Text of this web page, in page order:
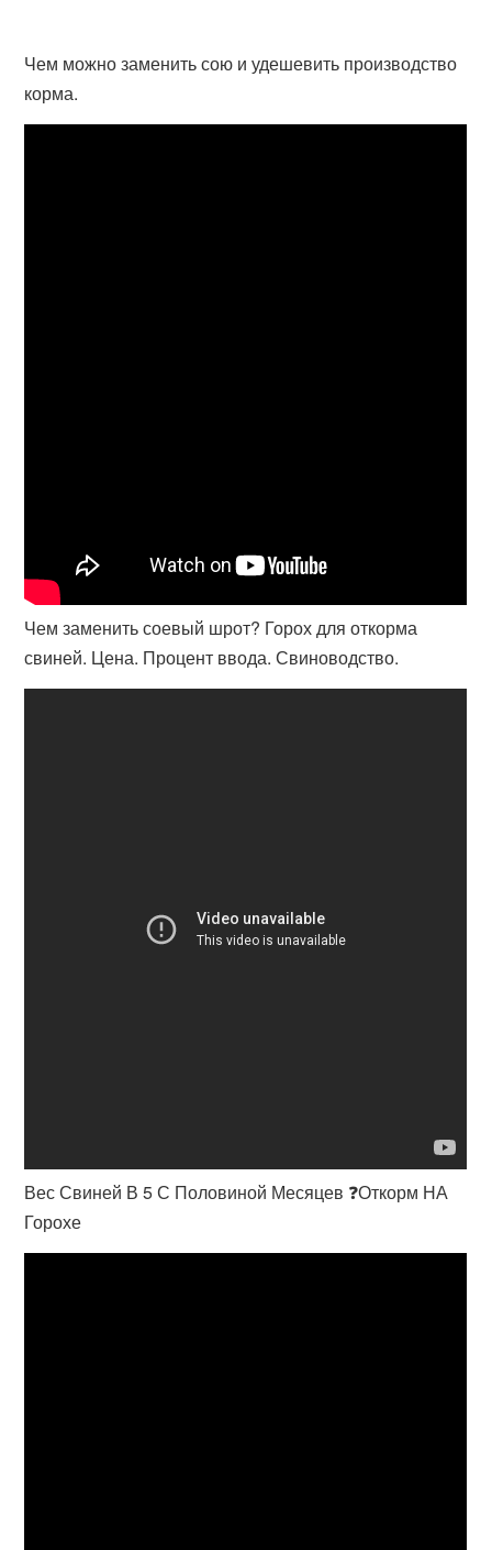
Чем можно заменить сою и удешевить производство
корма.
Чем заменить соевый шрот? Горох для откорма
свиней. Цена. Процент ввода. Свиноводство.
Вес Свиней В 5 С Половиной Месяцев ❓Откорм НА
Горохе